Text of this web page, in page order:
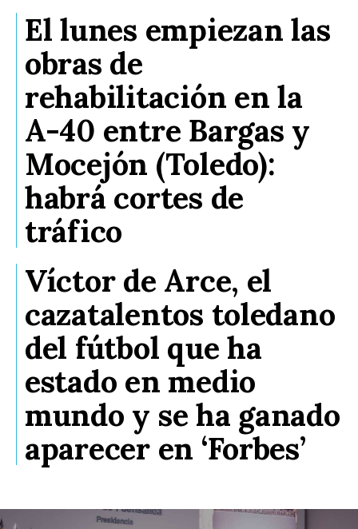
El lunes empiezan las
obras de
rehabilitación en la
A-40 entre Bargas y
Mocejón (Toledo):
habrá cortes de
tráfico
Víctor de Arce, el
cazatalentos toledano
del fútbol que ha
estado en medio
mundo y se ha ganado
aparecer en ‘Forbes’